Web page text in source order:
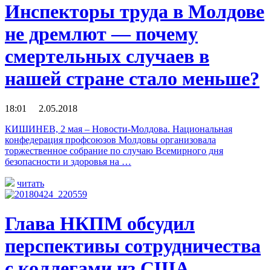
Инспекторы труда в Молдове
не дремлют — почему
смертельных случаев в
нашей стране стало меньше?
18:01 2.05.2018
КИШИНЕВ, 2 мая – Новости-Молдова. Национальная
конфедерация профсоюзов Молдовы организовала
торжественное собрание по случаю Всемирного дня
безопасности и здоровья на …
читать
Глава НКПМ обсудил
перспективы сотрудничества